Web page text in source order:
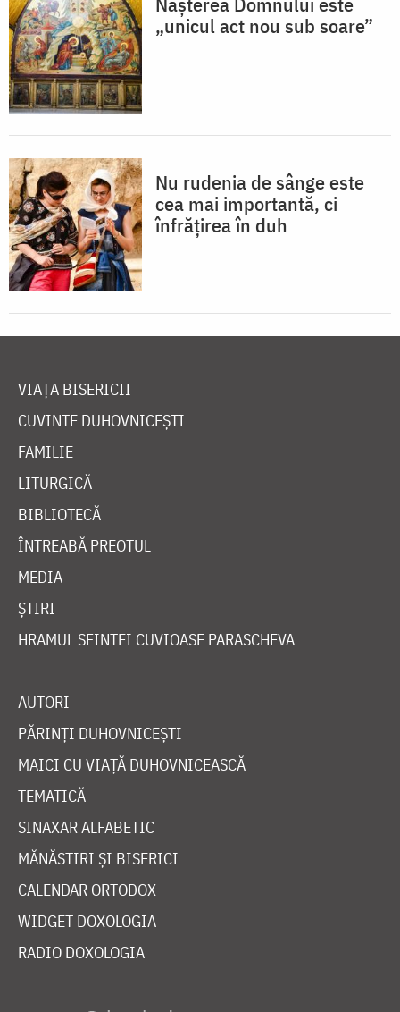
„unicul act nou sub soare”
Nu rudenia de sânge este
cea mai importantă, ci
înfrățirea în duh
VIAȚA BISERICII
CUVINTE DUHOVNICEȘTI
FAMILIE
LITURGICĂ
BIBLIOTECĂ
ÎNTREABĂ PREOTUL
MEDIA
ȘTIRI
HRAMUL SFINTEI CUVIOASE PARASCHEVA
AUTORI
PĂRINȚI DUHOVNICEȘTI
MAICI CU VIAȚĂ DUHOVNICEASCĂ
TEMATICĂ
SINAXAR ALFABETIC
MĂNĂSTIRI ȘI BISERICI
CALENDAR ORTODOX
WIDGET DOXOLOGIA
RADIO DOXOLOGIA